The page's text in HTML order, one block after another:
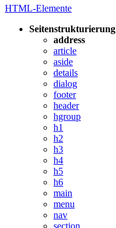
HTML-Elemente
Seitenstrukturierung
address
article
aside
details
dialog
footer
header
hgroup
h1
h2
h3
h4
h5
h6
main
menu
nav
section